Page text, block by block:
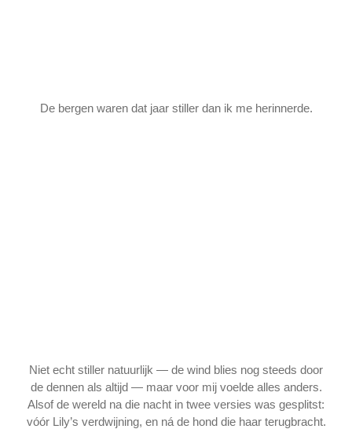
De bergen waren dat jaar stiller dan ik me herinnerde.
Niet echt stiller natuurlijk — de wind blies nog steeds door
de dennen als altijd — maar voor mij voelde alles anders.
Alsof de wereld na die nacht in twee versies was gesplitst:
vóór Lily’s verdwijning, en ná de hond die haar terugbracht.